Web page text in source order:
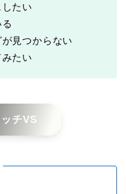
たい
見つからない
たい
チVS